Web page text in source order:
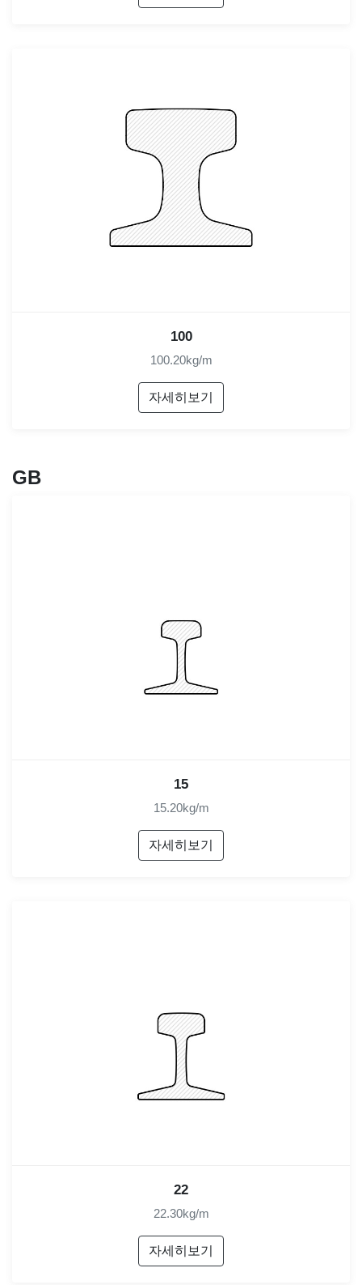
100
100.20kg/m
자세히보기
GB
15
15.20kg/m
자세히보기
22
22.30kg/m
자세히보기